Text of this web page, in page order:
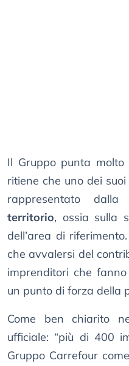
Il Gruppo punta molto
ritiene che uno dei
rappresentato dalla
territorio, ossia sulla
dell’area di
che avvalersi del
imprenditori che
un punto di forza della
Come ben chiarito
ufficiale: “più di 400
Gruppo Carrefour